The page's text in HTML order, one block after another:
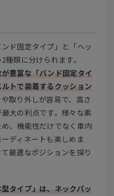
ド固定タイプ」と「ヘッ
種類に分けられます。
豊富な「バンド固定タイ
トで装着するクッション
取り外しが容易で、高さ
大の利点です。様々な素
、機能性だけでなく車内
ディネートも楽しめま
最適なポジションを探り
タイプ」は、ネックパッ